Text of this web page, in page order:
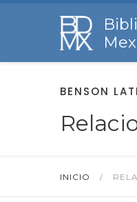
BENSON
INICIO /